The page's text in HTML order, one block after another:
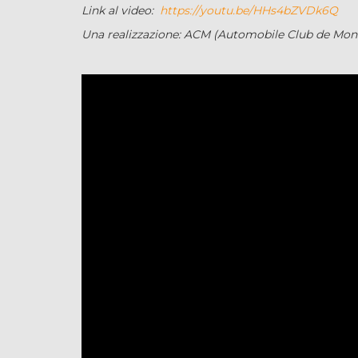
Link al video: https://youtu.be/HHs4bZVDk6Q
Una realizzazione: ACM (Automobile Club de